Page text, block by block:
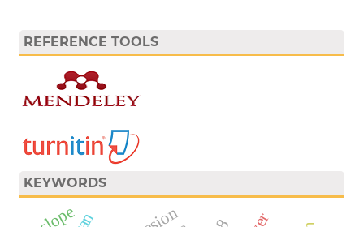
REFERENCE TOOLS
KEYWORDS
slope